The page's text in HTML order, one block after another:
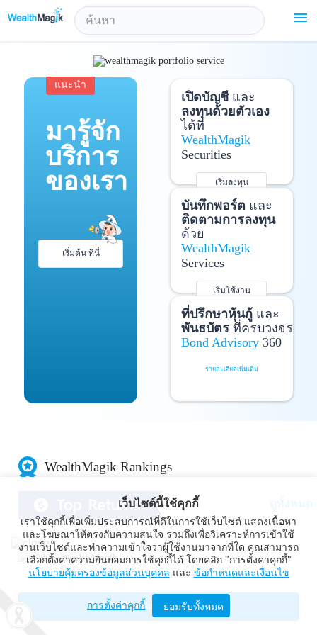
menu
แนะนำ
มารู้จัก
บริการ
ของเรา
เริ่มต้น ที่นี่
เปิดบัญชีและ
ลงทุนด้วยตัวเอง
ได้ที่
WealthMagik
Securities
เริ่มลงทุน
รายละเอียดเพิ่มเติม
บันทึกพอร์ตและ
ติดตามการลงทุน
ด้วย
WealthMagik
Services
เริ่มใช้งาน
รายละเอียดเพิ่มเติม
ที่ปรึกษาหุ้นกู้และ
พันธบัตรที่ครบวงจร
Bond Advisory360
รายละเอียดเพิ่มเติม
WealthMagik Rankings
ดูทั้งหมด
Top Returns
WealthMagik
Wealth Management System Limited
เปิดด้วยแอป WealthMagik
!-- Start Advertise -->
เว็บไซต์นี้ใช้คุกกี้
เราใช้คุกกี้เพื่อเพิ่มประสบการณ์ที่ดีในการใช้เว็บไซต์ แสดงเนื้อหา
และโฆษณาให้ตรงกับความสนใจ รวมถึงเพื่อวิเคราะห์การเข้าใช้
งานเว็บไซต์และทำความเข้าใจว่าผู้ใช้งานมาจากที่ใด คุณสามารถ
เลือกตั้งค่าความยินยอมการใช้คุกกี้ได้ โดยคลิก "การตั้งค่าคุกกี้"
นโยบายคุ้มครองข้อมูลส่วนบุคคล และ ข้อกำหนดและเงื่อนไข
การตั้งค่าคุกกี้ ยอมรับทั้งหมด